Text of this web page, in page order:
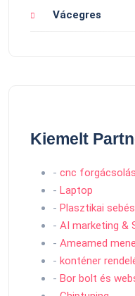
Vácegres
Kiemelt
- cnc forgácsolás
- Laptop
- Plasztikai
- AI marketing &
- Ameamed
- konténer
- Bor bolt és